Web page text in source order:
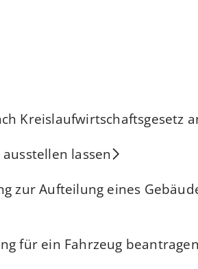
Kreislaufwirtschaftsgesetz
lassen
zur Aufteilung eines
für ein Fahrzeug